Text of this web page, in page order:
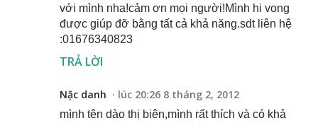
với mình nha!cảm ơn mọi người!Mình hi vong
được giúp đỡ bằng tất cả khả năng.sdt liên hệ
:01676340823
TRẢ LỜI
Nặc danh lúc 20:26 8 tháng 2, 2012
mình tên dào thị biên,mình rất thích và có khả